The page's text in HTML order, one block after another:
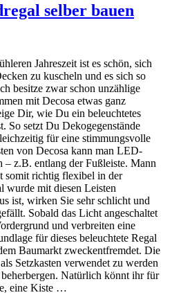
selber bauen
Jahreszeit ist es schön, sich
zu kuscheln und es sich so
besitze zwar schon unzählige
mit Decosa etwas ganz
Dir, wie Du ein beleuchtetes
So setzt Du Dekogegenstände
für eine stimmungsvolle
von Decosa kann man LED-
– z.B. entlang der Fußleiste. Mann
somit richtig flexibel in der
wurde mit diesen Leisten
ist, wirken Sie sehr schlicht und
Sobald das Licht angeschaltet
und verbreiten eine
für dieses beleuchtete Regal
Baumarkt zweckentfremdet. Die
Setzkasten verwendet zu werden
Natürlich könnt ihr für
eine Kiste …